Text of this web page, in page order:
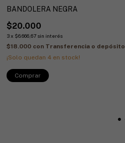
BANDOLERA NEGRA
$20.000
3 x $6.666,67 sin interés
$18.000 con Transferencia o depósito
¡Solo quedan 4 en stock!